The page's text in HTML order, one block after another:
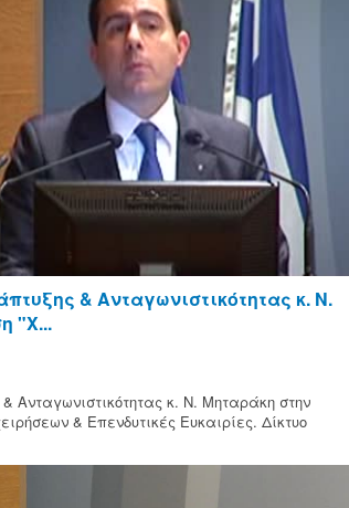
& Ανταγωνιστικότητας κ. Ν.
"Χ...
Ανταγωνιστικότητας κ. Ν. Μηταράκη στην
& Επενδυτικές Ευκαιρίες. Δίκτυο